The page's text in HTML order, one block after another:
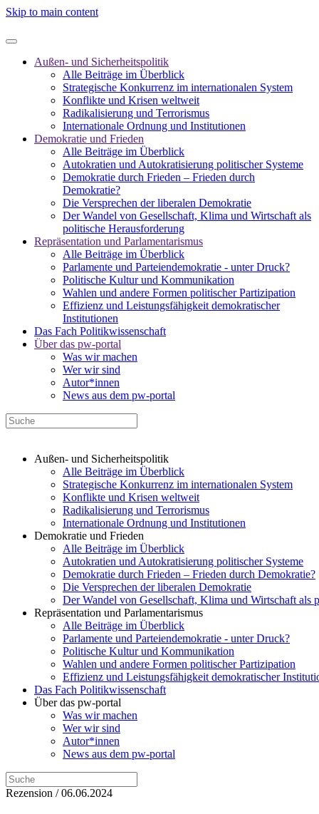
Skip to main content
Außen- und Sicherheitspolitik
Alle Beiträge im Überblick
Strategische Konkurrenz im internationalen System
Konflikte und Krisen weltweit
Radikalisierung und Terrorismus
Internationale Ordnung und Institutionen
Demokratie und Frieden
Alle Beiträge im Überblick
Autokratien und Autokratisierung politischer Systeme
Demokratie durch Frieden – Frieden durch
Demokratie?
Die Versprechen der liberalen Demokratie
Der Wandel von Gesellschaft, Klima und Wirtschaft als
politische Herausforderung
Repräsentation und Parlamentarismus
Alle Beiträge im Überblick
Parlamente und Parteiendemokratie - unter Druck?
Politische Kultur und Kommunikation
Wahlen und andere Formen politischer Partizipation
Effizienz und Leistungsfähigkeit demokratischer
Institutionen
Das Fach Politikwissenschaft
Über das pw-portal
Was wir machen
Wer wir sind
Autor*innen
News aus dem pw-portal
Außen- und Sicherheitspolitik
Alle Beiträge im Überblick
Strategische Konkurrenz im internationalen System
Konflikte und Krisen weltweit
Radikalisierung und Terrorismus
Internationale Ordnung und Institutionen
Demokratie und Frieden
Alle Beiträge im Überblick
Autokratien und Autokratisierung politischer Systeme
Demokratie durch Frieden – Frieden durch Demokratie?
Die Versprechen der liberalen Demokratie
Der Wandel von Gesellschaft, Klima und Wirtschaft als
Repräsentation und Parlamentarismus
Alle Beiträge im Überblick
Parlamente und Parteiendemokratie - unter Druck?
Politische Kultur und Kommunikation
Wahlen und andere Formen politischer Partizipation
Effizienz und Leistungsfähigkeit demokratischer
Das Fach Politikwissenschaft
Über das pw-portal
Was wir machen
Wer wir sind
Autor*innen
News aus dem pw-portal
Rezension / 06.06.2024